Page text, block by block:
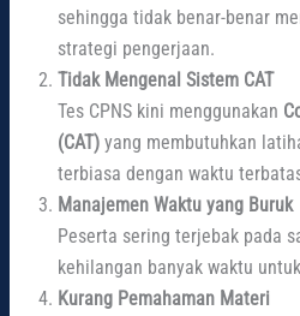
sehingga tidak benar-benar
strategi pengerjaan.
Tidak Mengenal Sistem CAT
Tes CPNS kini menggunakan
(CAT) yang membutuhkan
terbiasa dengan waktu
Manajemen Waktu yang Buruk
Peserta sering terjebak pada
kehilangan banyak waktu
Kurang Pemahaman Materi